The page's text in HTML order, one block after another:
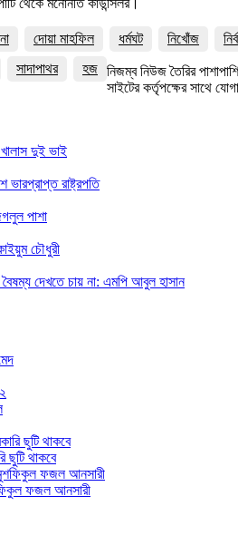
দোয়া মাহফিল ধর্মঘট নিখোঁজ
সাদাপাথর হজ নিজম্ব নিউজ তৈরির
সাইটের কর্তৃপক্ষের সাথে
দুই ভাই
ভারপ্রাপ্ত রাষ্ট্রপতি
পাশা
চৌধুরী
দেখতে চায় না: এমপি আবুল হাসান
থাকবে
ফজল আনসারী